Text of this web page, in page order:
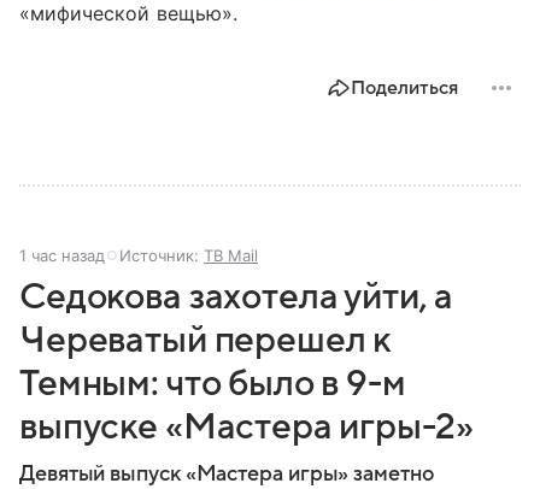
«мифической вещью».
Поделиться
1 час назад Источник: ТВ Mail
Седокова захотела уйти, а
Череватый перешел к
Темным: что было в 9-м
выпуске «Мастера игры-2»
Девятый выпуск «Мастера игры» заметно